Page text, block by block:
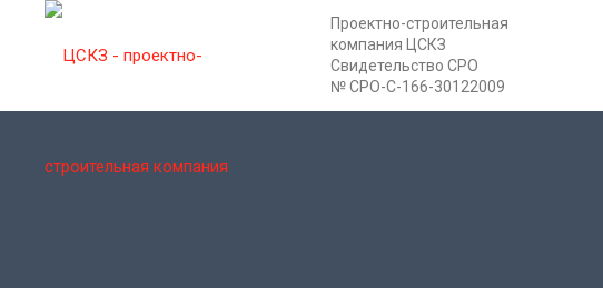
Проектно-строительная
компания ЦСКЗ
Свидетельство СРО
№ СРО-С-166-30122009